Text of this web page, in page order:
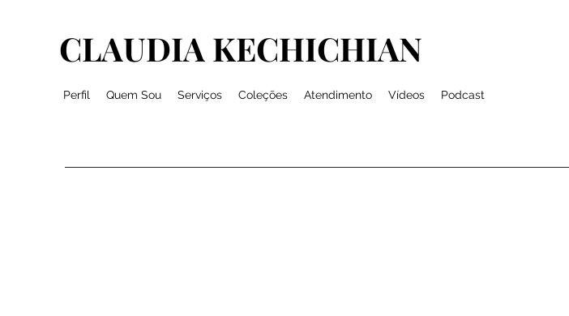
CLAUDIA KECHICHIAN
Perfil Quem Sou Serviços Coleções Atendimento Vídeos Podcast